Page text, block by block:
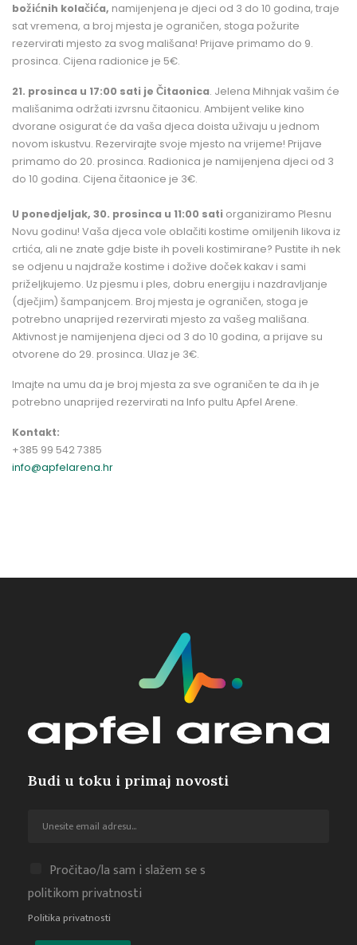
božićnih kolačića, namijenjena je djeci od 3 do 10 godina, traje
sat vremena, a broj mjesta je ograničen, stoga požurite
rezervirati mjesto za svog mališana! Prijave primamo do 9.
prosinca. Cijena radionice je 5€.
21. prosinca u 17:00 sati je Čitaonica. Jelena Mihnjak vašim će
mališanima održati izvrsnu čitaonicu. Ambijent velike kino
dvorane osigurat će da vaša djeca doista uživaju u jednom
novom iskustvu. Rezervirajte svoje mjesto na vrijeme! Prijave
primamo do 20. prosinca. Radionica je namijenjena djeci od 3
do 10 godina. Cijena čitaonice je 3€.
U ponedjeljak, 30. prosinca u 11:00 sati organiziramo Plesnu
Novu godinu! Vaša djeca vole oblačiti kostime omiljenih likova iz
crtića, ali ne znate gdje biste ih poveli kostimirane? Pustite ih nek
se odjenu u najdraže kostime i dožive doček kakav i sami
priželjkujemo. Uz pjesmu i ples, dobru energiju i nazdravljanje
(dječjim) šampanjcem. Broj mjesta je ograničen, stoga je
potrebno unaprijed rezervirati mjesto za vašeg mališana.
Aktivnost je namijenjena djeci od 3 do 10 godina, a prijave su
otvorene do 29. prosinca. Ulaz je 3€.
Imajte na umu da je broj mjesta za sve ograničen te da ih je
potrebno unaprijed rezervirati na Info pultu Apfel Arene.
Kontakt:
+385 99 542 7385
info@apfelarena.hr
Budi u toku i primaj novosti
Pročitao/la sam i slažem se s
politikom privatnosti
Politika privatnosti